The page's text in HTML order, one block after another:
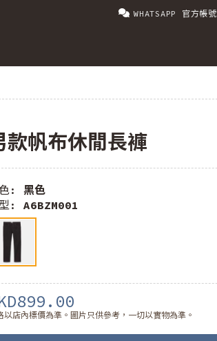
WHATSAPP 官方帳號
款帆布休閒長褲
: 黑色
: A6BZM001
以店內標價為準。圖片只供參考，一切以實物為準。